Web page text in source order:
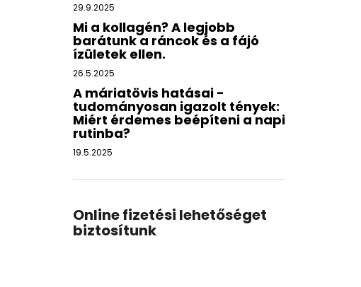
29.9.2025
Mi a kollagén? A legjobb
barátunk a ráncok és a fájó
ízületek ellen.
26.5.2025
A máriatövis hatásai -
tudományosan igazolt tények:
Miért érdemes beépíteni a napi
rutinba?
19.5.2025
Online fizetési lehetőséget
biztosítunk